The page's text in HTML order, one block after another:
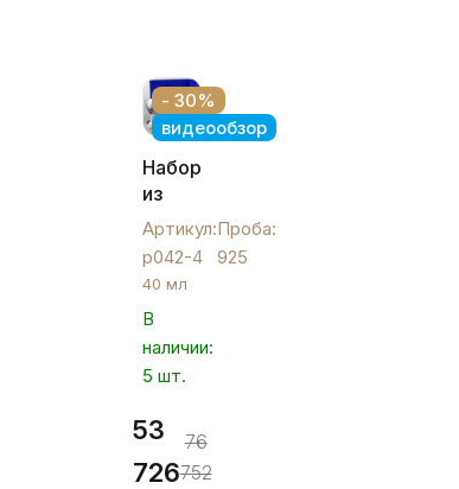
- 30%
видеообзор
Набор
из
четырех
серебряных
рюмок
"Виноград",
р042-
4
Артикул:
р042-4
Проба:
925
40 мл
В
наличии:
5 шт.
53
726
76
752